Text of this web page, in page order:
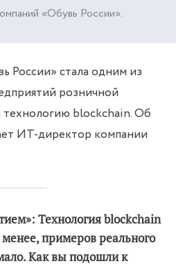
«Обувь России».
России» стала одним из
розничной
blockchain. Об
ИТ-директор компании
Технология blockchain
менее, примеров реального
Как вы подошли к